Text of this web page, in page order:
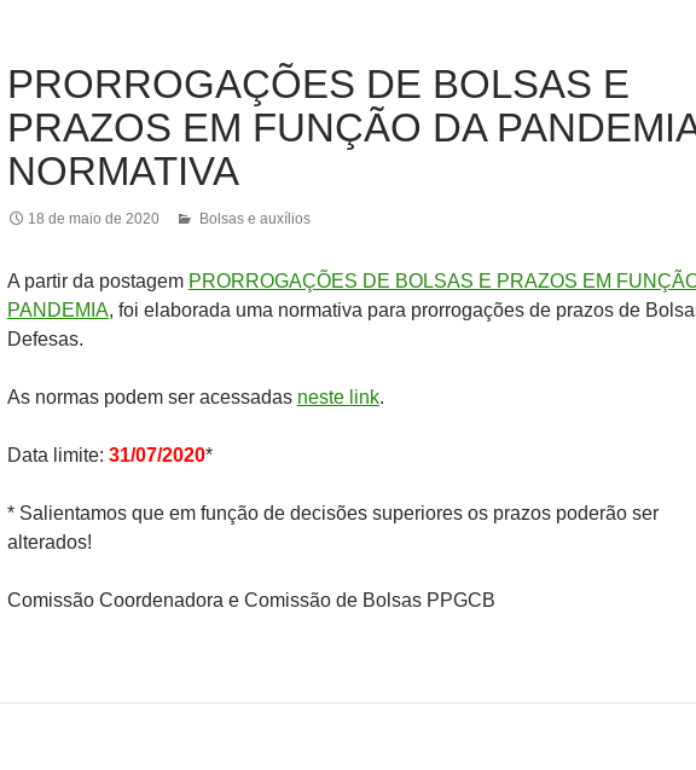
PRORROGAÇÕES DE BOLSAS E
PRAZOS EM FUNÇÃO DA
NORMATIVA
18 de maio de 2020 Bolsas e auxílios
A partir da postagem PRORROGAÇÕES DE BOLSAS E PRAZOS EM
PANDEMIA, foi elaborada uma normativa para prorrogações de prazos de
Defesas.
As normas podem ser acessadas neste link.
Data limite: 31/07/2020*
* Salientamos que em função de decisões superiores os prazos poderão ser
alterados!
Comissão Coordenadora e Comissão de Bolsas PPGCB